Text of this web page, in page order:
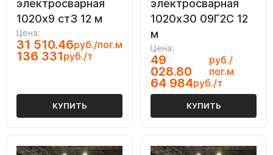
электросварная
1020х9 ст3 12 м
Цена:
31 510.46руб./пог.м
136 331руб./т
КУПИТЬ
электросварная
1020х30 09Г2С 12
м
Цена:
49
028.80
руб./
пог.м
64 984руб./т
КУПИТЬ